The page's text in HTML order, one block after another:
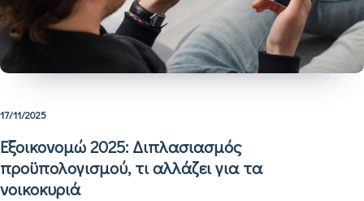
17/11/2025
Εξοικονομώ 2025: Διπλασιασμός
προϋπολογισμού, τι αλλάζει για τα
νοικοκυριά